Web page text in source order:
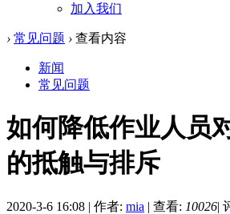
加入我们
› 常见问题 › 查看内容
新闻
常见问题
如何降低作业人员
的抵触与排斥
2020-3-6 16:08 | 作者: mia | 查看: 10026|